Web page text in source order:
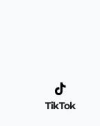
TikTok